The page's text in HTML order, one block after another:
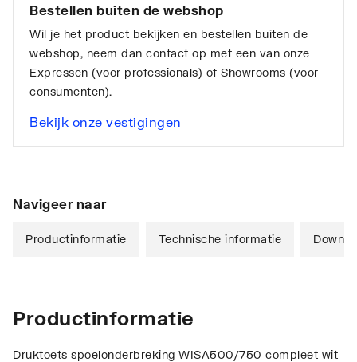
Bestellen buiten de webshop
Wil je het product bekijken en bestellen buiten de
webshop, neem dan contact op met een van onze
Expressen (voor professionals) of Showrooms (voor
consumenten).
Bekijk onze vestigingen
Navigeer naar
Productinformatie Technische informatie
Productinformatie
Druktoets spoelonderbreking WISA500/750 compleet wit